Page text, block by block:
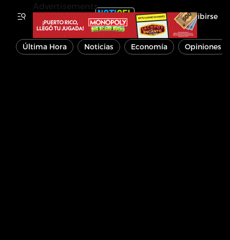
Inscribirse
Última Hora Noticias Economía Opiniones
Advertisements